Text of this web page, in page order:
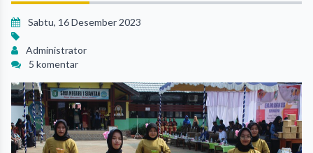
Sabtu, 16 Desember 2023
Administrator
5 komentar